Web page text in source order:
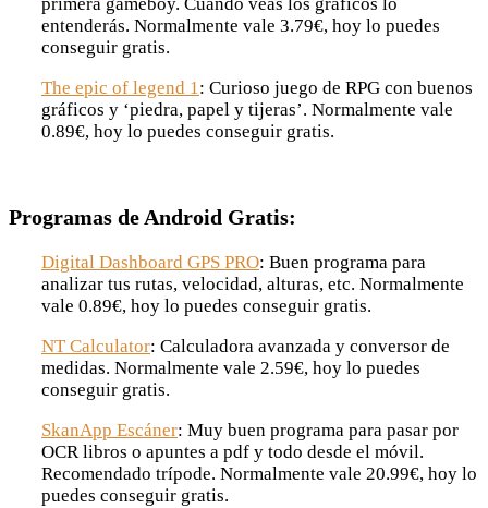
primera gameboy. Cuando veas los gráficos lo
entenderás. Normalmente vale 3.79€, hoy lo puedes
conseguir gratis.
The epic of legend 1: Curioso juego de RPG con buenos
gráficos y ‘piedra, papel y tijeras’. Normalmente vale
0.89€, hoy lo puedes conseguir gratis.
Programas de Android Gratis:
Digital Dashboard GPS PRO: Buen programa para
analizar tus rutas, velocidad, alturas, etc. Normalmente
vale 0.89€, hoy lo puedes conseguir gratis.
NT Calculator: Calculadora avanzada y conversor de
medidas. Normalmente vale 2.59€, hoy lo puedes
conseguir gratis.
SkanApp Escáner: Muy buen programa para pasar por
OCR libros o apuntes a pdf y todo desde el móvil.
Recomendado trípode. Normalmente vale 20.99€, hoy lo
puedes conseguir gratis.